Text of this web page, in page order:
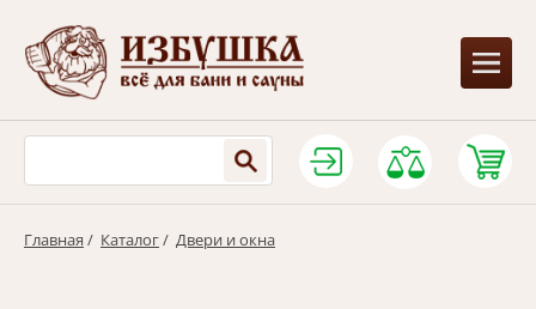
Главная / Каталог/ Двери и окна